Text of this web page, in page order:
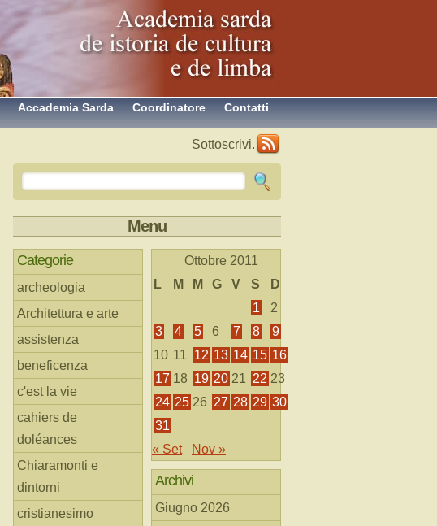
Contatti
Coordinatore
Accademia Sarda
Sottoscrivi.
Menu
Categorie
archeologia
Architettura e arte
assistenza
beneficenza
c'est la vie
cahiers de
doléances
Chiaramonti e
dintorni
cristianesimo
Ottobre 2011
L
M M G V S
D
1
2
3
4 5 6 7 8
9
10 11 12 13 14 15 16
17 18 19 20 21 22 23
24 25 26 27 28 29 30
31
« Set
Nov »
Archivi
Giugno 2026